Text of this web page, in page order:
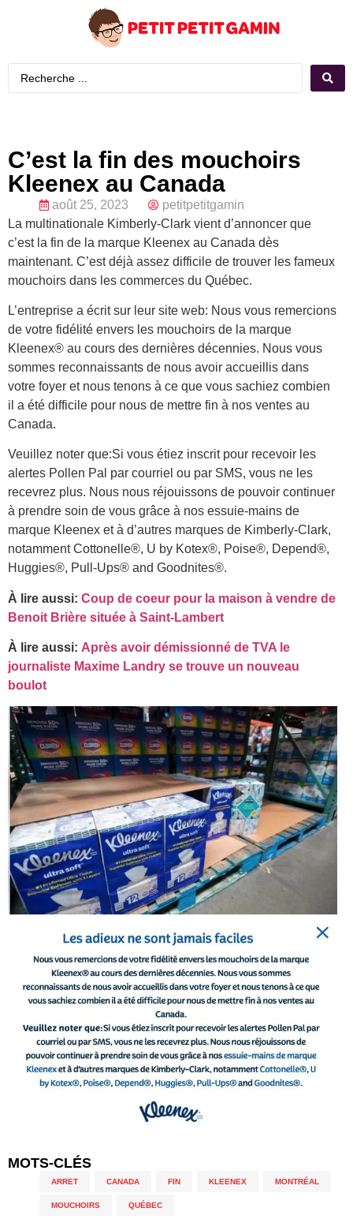
C’est la fin des mouchoirs
Kleenex au Canada
août 25, 2023
petitpetitgamin
La multinationale Kimberly-Clark vient d’annoncer que
c’est la fin de la marque Kleenex au Canada dès
maintenant. C’est déjà assez difficile de trouver les fameux
mouchoirs dans les commerces du Québec.
L’entreprise a écrit sur leur site web: Nous vous remercions
de votre fidélité envers les mouchoirs de la marque
Kleenex® au cours des dernières décennies. Nous vous
sommes reconnaissants de nous avoir accueillis dans
votre foyer et nous tenons à ce que vous sachiez combien
il a été difficile pour nous de mettre fin à nos ventes au
Canada.
Veuillez noter que:Si vous étiez inscrit pour recevoir les
alertes Pollen Pal par courriel ou par SMS, vous ne les
recevrez plus. Nous nous réjouissons de pouvoir continuer
à prendre soin de vous grâce à nos essuie-mains de
marque Kleenex et à d’autres marques de Kimberly-Clark,
notamment Cottonelle®, U by Kotex®, Poise®, Depend®,
Huggies®, Pull-Ups® and Goodnites®.
À lire aussi: Coup de coeur pour la maison à vendre de
Benoit Brière située à Saint-Lambert
À lire aussi: Après avoir démissionné de TVA le
journaliste Maxime Landry se trouve un nouveau
boulot
MOTS-CLÉS
ARRET CANADA FIN KLEENEX MONTRÉAL
MOUCHOIRS QUÉBEC